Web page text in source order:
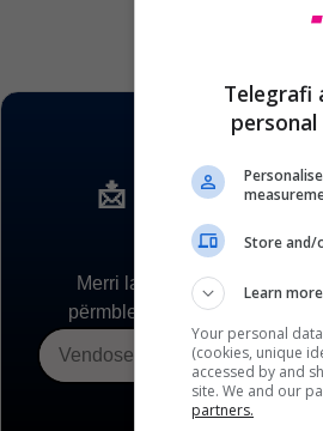
Telegrafi
Store and/
Learn more
Your personal
(cookies, unique
accessed by and
site. We and our
partners.